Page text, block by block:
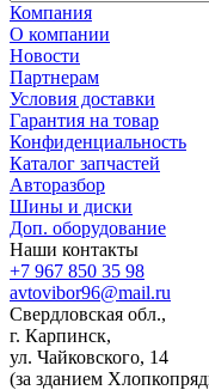
Компания
О компании
Новости
Партнерам
Условия доставки
Гарантия на товар
Конфиденциальность
Каталог запчастей
Авторазбор
Шины и диски
Доп. оборудование
Наши контакты
+7 967 850 35 98
avtovibor96@mail.ru
Свердловская обл.,
г. Карпинск,
ул. Чайковского, 14
(за зданием